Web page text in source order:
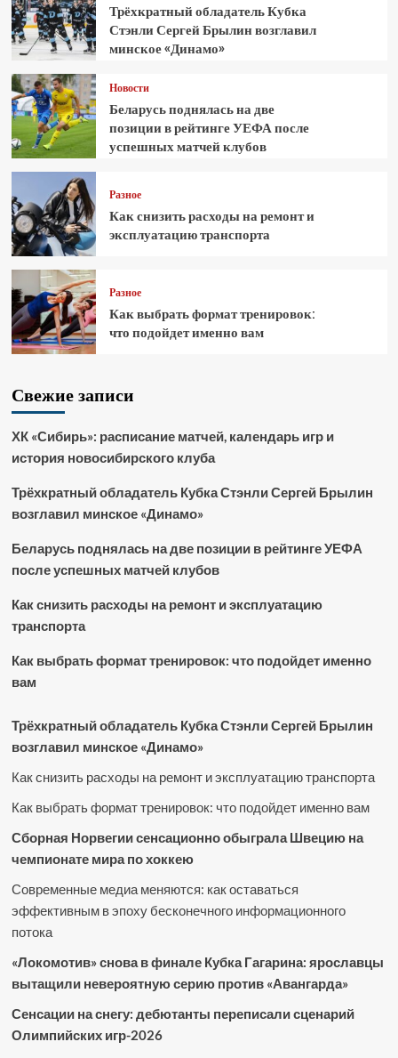
Трёхкратный обладатель Кубка
Стэнли Сергей Брылин возглавил
минское «Динамо»
Новости
Беларусь поднялась на две
позиции в рейтинге УЕФА после
успешных матчей клубов
Разное
Как снизить расходы на ремонт и
эксплуатацию транспорта
Разное
Как выбрать формат тренировок:
что подойдет именно вам
Свежие записи
ХК «Сибирь»: расписание матчей, календарь игр и
история новосибирского клуба
Трёхкратный обладатель Кубка Стэнли Сергей Брылин
возглавил минское «Динамо»
Беларусь поднялась на две позиции в рейтинге УЕФА
после успешных матчей клубов
Как снизить расходы на ремонт и эксплуатацию
транспорта
Как выбрать формат тренировок: что подойдет именно
вам
Трёхкратный обладатель Кубка Стэнли Сергей Брылин
возглавил минское «Динамо»
Как снизить расходы на ремонт и эксплуатацию транспорта
Как выбрать формат тренировок: что подойдет именно вам
Сборная Норвегии сенсационно обыграла Швецию на
чемпионате мира по хоккею
Современные медиа меняются: как оставаться
эффективным в эпоху бесконечного информационного
потока
«Локомотив» снова в финале Кубка Гагарина: ярославцы
вытащили невероятную серию против «Авангарда»
Сенсации на снегу: дебютанты переписали сценарий
Олимпийских игр-2026